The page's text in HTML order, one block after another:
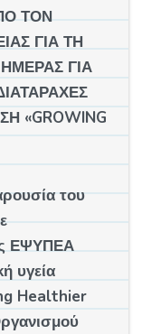
ΤΟΝ
ΓΙΑ ΤΗ
ΓΙΑ
«GROWING
του
ΕΨΥΠΕΑ
υγεία
Healthier